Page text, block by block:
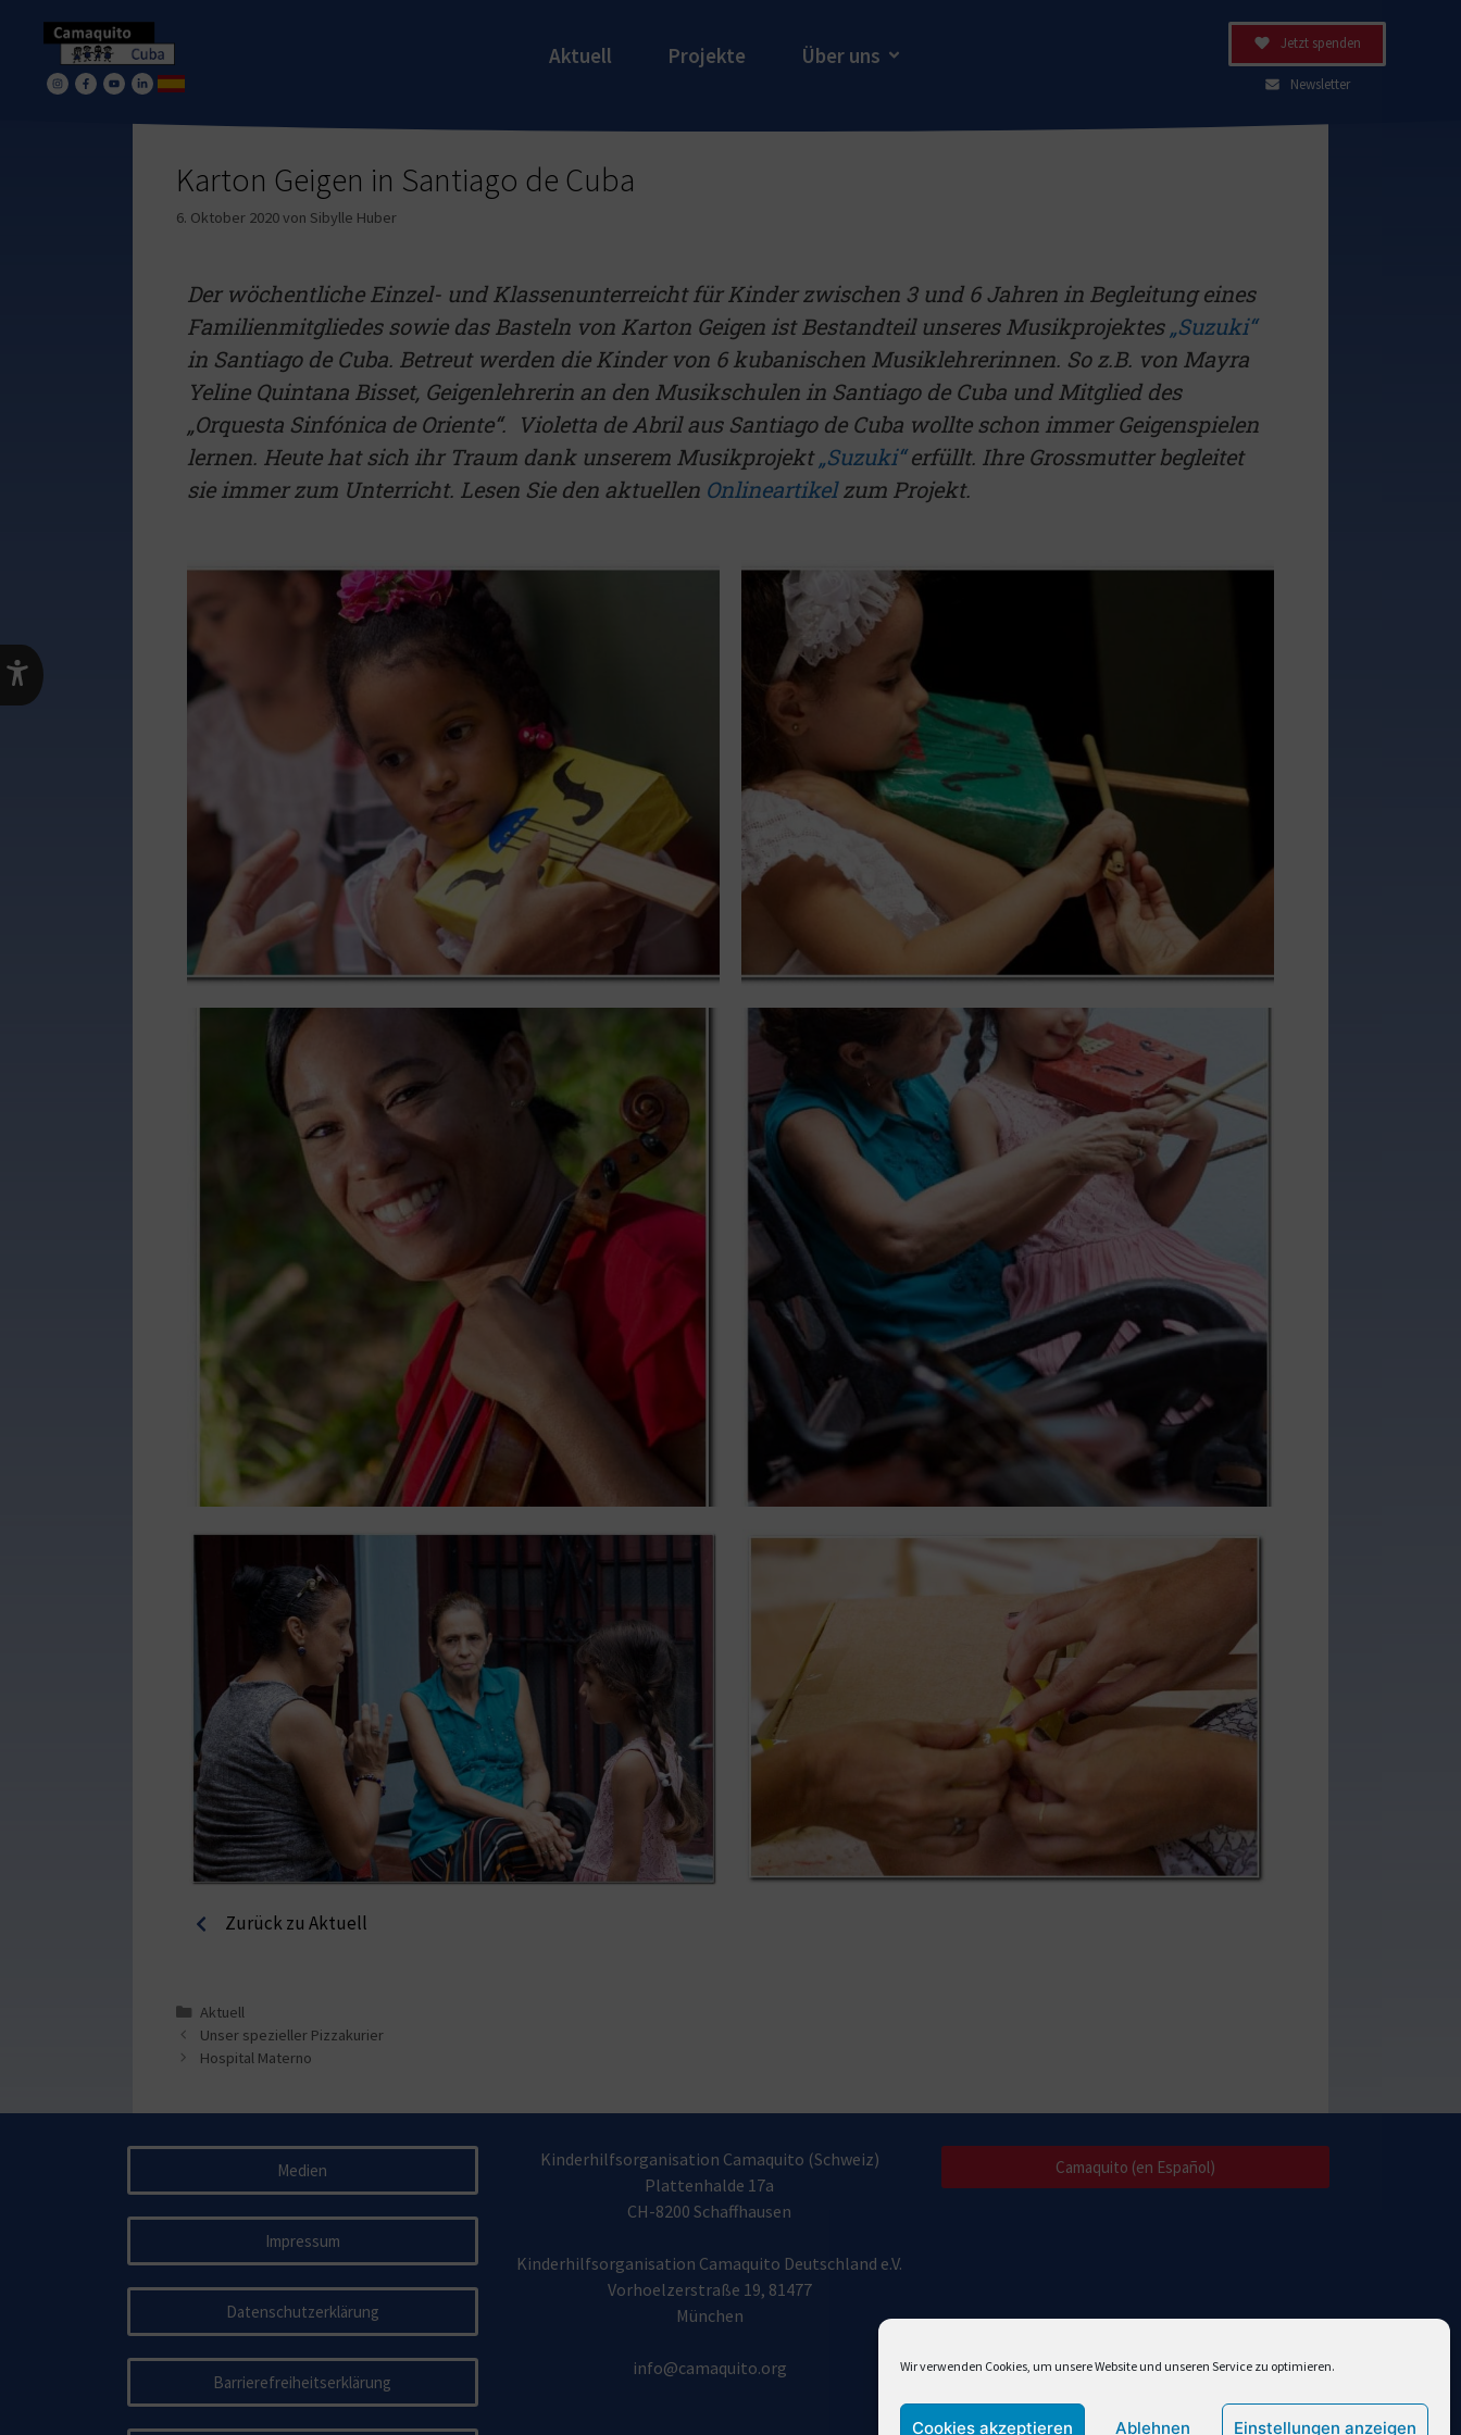
Wir verwenden Cookies, um unsere Website und unseren Service zu optimieren.
Cookies akzeptieren Ablehnen Einstellungen anzeigen
Aktuell Projekte Über uns Jetzt spenden
Newsletter
Karton Geigen in Santiago de Cuba
6. Oktober 2020von Sibylle Huber
Der wöchentliche Einzel- und Klassenunterreicht für Kinder zwischen 3 und 6 Jahren in Begleitung eines
Familienmitgliedes sowie das Basteln von Karton Geigen ist Bestandteil unseres Musikprojektes„Suzuki“
in Santiago de Cuba. Betreut werden die Kinder von 6 kubanischen Musiklehrerinnen. So z.B. von Mayra
Yeline Quintana Bisset, Geigenlehrerin an den Musikschulen in Santiago de Cuba und Mitglied des
„Orquesta Sinfónica de Oriente“. Violetta de Abril aus Santiago de Cuba wollte schon immer Geigenspielen
lernen. Heute hat sich ihr Traum dank unserem Musikprojekt„Suzuki“erfüllt. Ihre Grossmutter begleitet
sie immer zum Unterricht. Lesen Sie den aktuellen Onlineartikelzum Projekt.
Zurück zu Aktuell
Aktuell
Unser spezieller Pizzakurier
Hospital Materno
Medien
Impressum
Datenschutzerklärung
Barrierefreiheitserklärung
Kinderhilfsorganisation Camaquito (Schweiz)
Plattenhalde 17a
CH-8200 Schaffhausen
Kinderhilfsorganisation Camaquito Deutschland e.V.
Vorhoelzerstraße 19, 81477
München
info@camaquito.org
Camaquito (en Español)